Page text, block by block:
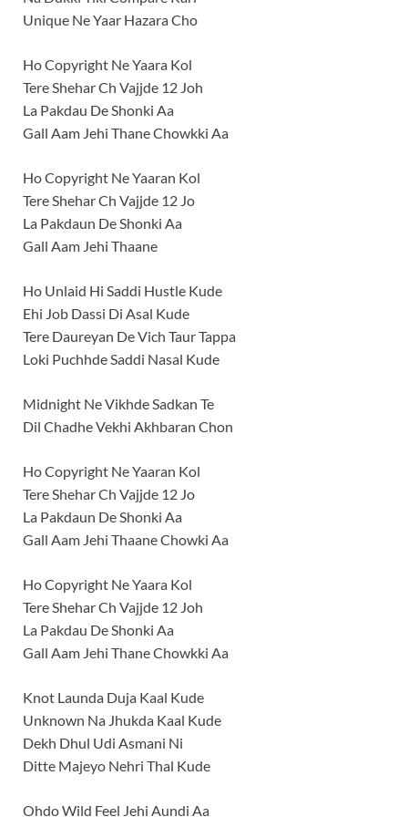
Unique Ne Yaar Hazara Cho
Ho Copyright Ne Yaara Kol
Tere Shehar Ch Vajjde 12 Joh
La Pakdau De Shonki Aa
Gall Aam Jehi Thane Chowkki Aa
Ho Copyright Ne Yaaran Kol
Tere Shehar Ch Vajjde 12 Jo
La Pakdaun De Shonki Aa
Gall Aam Jehi Thaane
Ho Unlaid Hi Saddi Hustle Kude
Ehi Job Dassi Di Asal Kude
Tere Daureyan De Vich Taur Tappa
Loki Puchhde Saddi Nasal Kude
Midnight Ne Vikhde Sadkan Te
Dil Chadhe Vekhi Akhbaran Chon
Ho Copyright Ne Yaaran Kol
Tere Shehar Ch Vajjde 12 Jo
La Pakdaun De Shonki Aa
Gall Aam Jehi Thaane Chowki Aa
Ho Copyright Ne Yaara Kol
Tere Shehar Ch Vajjde 12 Joh
La Pakdau De Shonki Aa
Gall Aam Jehi Thane Chowkki Aa
Knot Launda Duja Kaal Kude
Unknown Na Jhukda Kaal Kude
Dekh Dhul Udi Asmani Ni
Ditte Majeyo Nehri Thal Kude
Ohdo Wild Feel Jehi Aundi Aa